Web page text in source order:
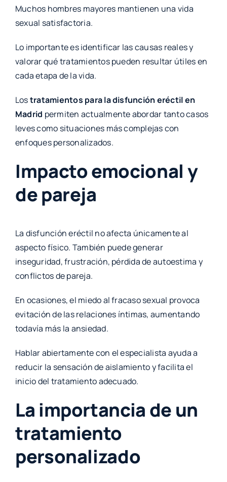
Muchos hombres mayores mantienen una vida
sexual satisfactoria.
Lo importante es identificar las causas reales y
valorar qué tratamientos pueden resultar útiles en
cada etapa de la vida.
Lostratamientos para la disfunción eréctil en
Madrid permiten actualmente abordar tanto casos
leves como situaciones más complejas con
enfoques personalizados.
Impacto emocional y
de pareja
La disfunción eréctil no afecta únicamente al
aspecto físico. También puede generar
inseguridad, frustración, pérdida de autoestima y
conflictos de pareja.
En ocasiones, el miedo al fracaso sexual provoca
evitación de las relaciones íntimas, aumentando
todavía más la ansiedad.
Hablar abiertamente con el especialista ayuda a
reducir la sensación de aislamiento y facilita el
inicio del tratamiento adecuado.
La importancia de un
tratamiento
personalizado